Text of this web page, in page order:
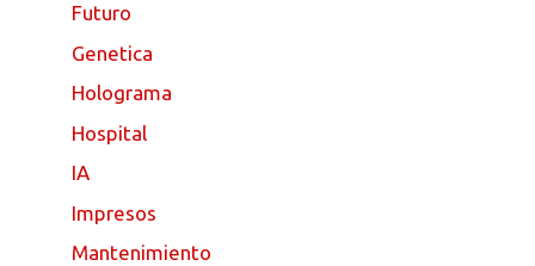
Futuro
Genetica
Holograma
Hospital
IA
Impresos
Mantenimiento